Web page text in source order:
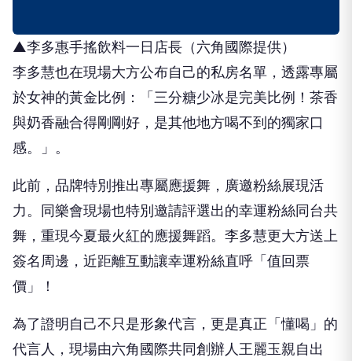
▲李多惠手搖飲料一日店長（六角國際提供）
​李多慧也在現場大方公布自己的私房名單，透露專屬
於女神的黃金比例：「三分糖少冰是完美比例！茶香
與奶香融合得剛剛好，是其他地方喝不到的獨家口
感。」。
​此前，品牌特別推出專屬應援舞，廣邀粉絲展現活
力。同樂會現場也特別邀請評選出的幸運粉絲同台共
舞，重現今夏最火紅的應援舞蹈。李多慧更大方送上
簽名周邊，近距離互動讓幸運粉絲直呼「值回票
價」！
​為了證明自己不只是形象代言，更是真正「懂喝」的
代言人，現場由六角國際共同創辦人王麗玉親自出